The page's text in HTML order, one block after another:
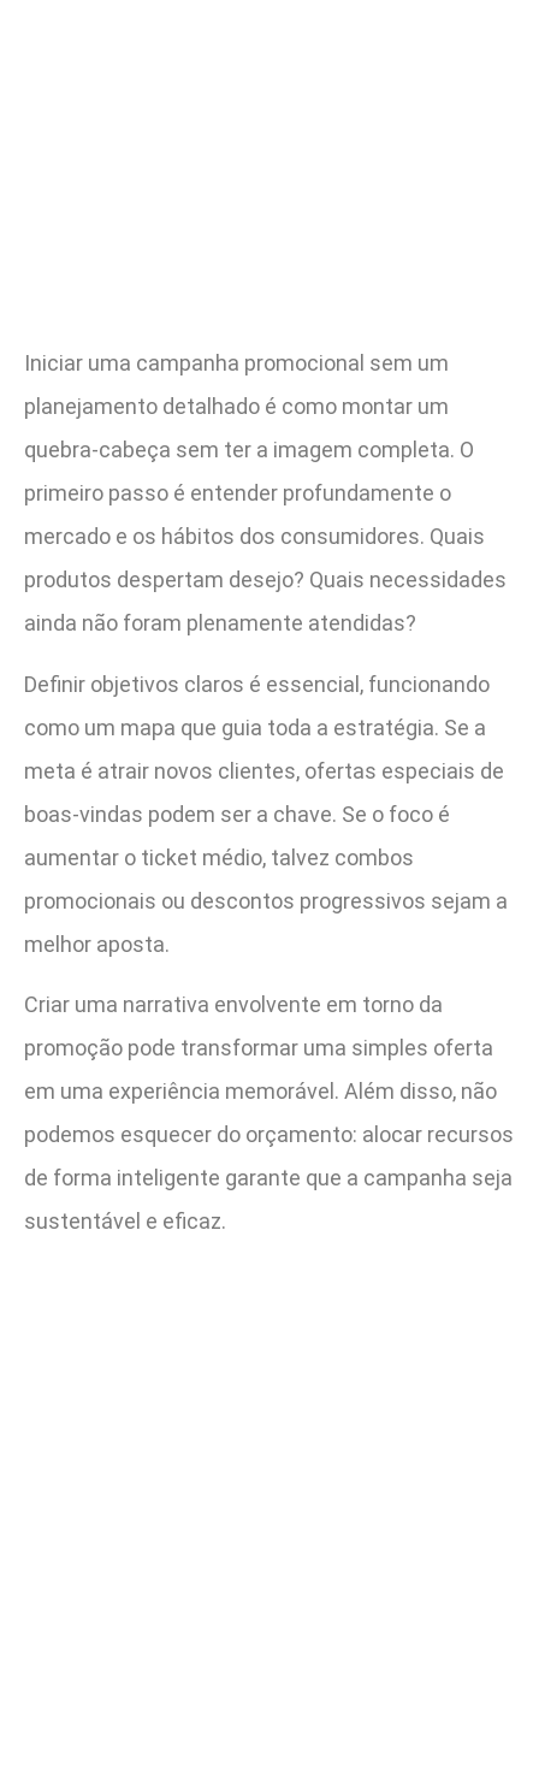
Iniciar uma campanha promocional sem um
planejamento detalhado é como montar um
quebra-cabeça sem ter a imagem completa. O
primeiro passo é entender profundamente o
mercado e os hábitos dos consumidores. Quais
produtos despertam desejo? Quais necessidades
ainda não foram plenamente atendidas?
Definir objetivos claros é essencial, funcionando
como um mapa que guia toda a estratégia. Se a
meta é atrair novos clientes, ofertas especiais de
boas-vindas podem ser a chave. Se o foco é
aumentar o ticket médio, talvez combos
promocionais ou descontos progressivos sejam a
melhor aposta.
Criar uma narrativa envolvente em torno da
promoção pode transformar uma simples oferta
em uma experiência memorável. Além disso, não
podemos esquecer do orçamento: alocar recursos
de forma inteligente garante que a campanha seja
sustentável e eficaz.